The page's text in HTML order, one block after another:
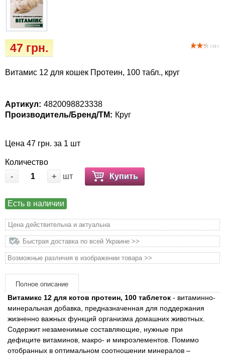
( 12 )
47 грн.
Витамис 12 для кошек Протеин, 100 табл., круг
Артикул: 4820098823338
Производитель/Бренд/ТМ: Круг
Цена 47 грн. за 1 шт
Количество
-
+ шт Купить
Есть в наличии
Цена действительна и актуальна
Быстрая доставка по всей Украине >>
Возможные различия в изображении товара >>
Полное описание
Витамикс 12 для котов протеин, 100 таблеток - витаминно-
минеральная добавка, предназначенная для поддержания
жизненно важных функций организма домашних животных.
Содержит незаменимые составляющие, нужные при
дефиците витаминов, макро- и микроэлементов. Помимо
отобранных в оптимальном соотношении минералов –
Лакомство и корма
Vet Diet Canine Wet – ветеринарные диеты
для собак
Лежаки, домики, охлаждая коврики
Миски, автокормушки, поилки
Одежда и обувь
расходные материалы
Товары для голубей
Товары для грызунов
Товары для людей
Хозряд - хозтовары оптом
Популярные зоотовары